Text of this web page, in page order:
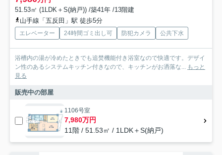
51.53㎡ (1LDK＋S(納戸)) /築41年 /13階建
山手線「五反田」駅 徒歩5分
エレベーター 24時間ゴミ出し可 防犯カメラ 公共下水
浴槽内の湯が冷めたときでも追焚機能付き浴室なので快適です。デザイ
ン性のあるシステムキッチン付きなので、キッチンがお洒落な... もっと
見る
販売中の部屋
1106号室
7,980万円
11階 / 51.53㎡ / 1LDK＋S(納戸)